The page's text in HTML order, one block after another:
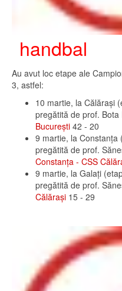
handbal
Au avut loc etape ale
3, astfel:
10 martie, la Călărași
pregătită de prof. Bota
București 42 - 20
9 martie, la Constanța
pregătită de prof.
Constanța - CSS
9 martie, la Galați
pregătită de prof.
Călărași 15 - 29